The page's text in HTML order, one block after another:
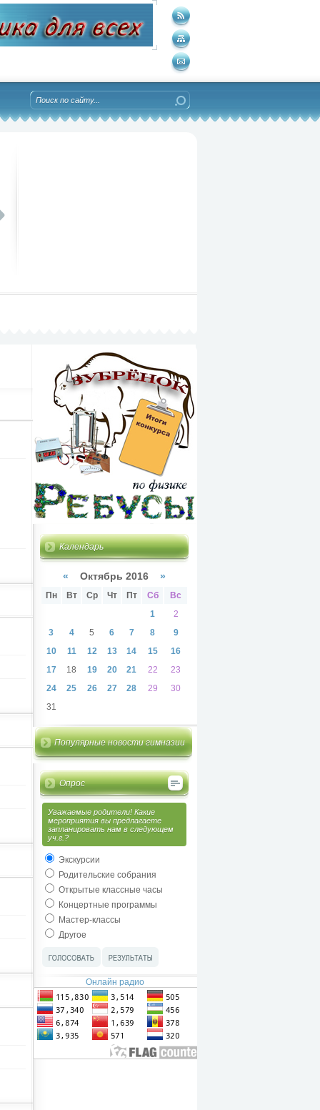
Календарь
« Октябрь 2016 »
Пн Вт Ср Чт Пт Сб
Вс
1
2
3
4 5 6 7 8
9
10
11 12 13 14 15
16
17
18 19 20 21 22
23
24
25 26 27 28 29
30
31
Популярные новости гимназии
Опрос
Уважаемые родители! Какие
мероприятия вы предлагаете
запланировать нам в следующем
уч.г.?
Экскурсии
Родительские собрания
Открытые классные часы
Концертные программы
Мастер-классы
Другое
Онлайн радио